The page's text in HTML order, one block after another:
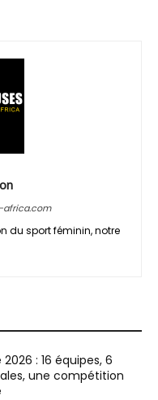
du sport féminin, notre
: 16 équipes, 6
une compétition